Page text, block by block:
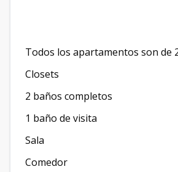
Todos los apartamentos son de
Closets
2 baños completos
1 baño de visita
Sala
Comedor